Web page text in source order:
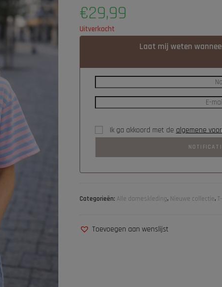
€29,99
Uitverkocht
Laat mij weten
Ik ga akkoord met de algemene
Categorieën: Alle dameskleding, Nieuwe collectie,
Toevoegen aan wenslijst